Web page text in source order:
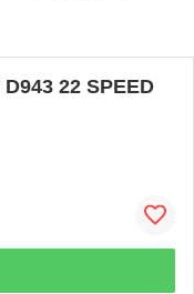
22 SPEED